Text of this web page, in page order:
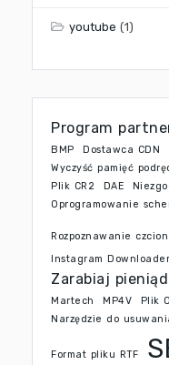
youtube (1)
Program
BMP
Dostawca CDN
Wyczyść pamięć
Plik CR2
DAE
Oprogramowanie
Rozpoznawanie
Instagram Downloader
Zarabiaj
Martech
MP4V Plik
Narzędzie do
Format pliku RTF